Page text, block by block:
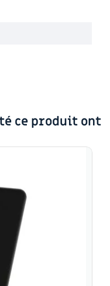
ce produit ont